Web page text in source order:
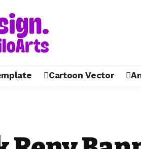
Cartoon Vector